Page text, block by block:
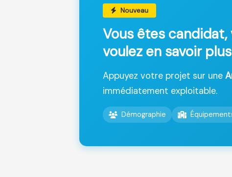
Nouveau
Vous êtes candidat,
voulez en savoir
Appuyez votre projet sur une
immédiatement exploitable.
Démographie